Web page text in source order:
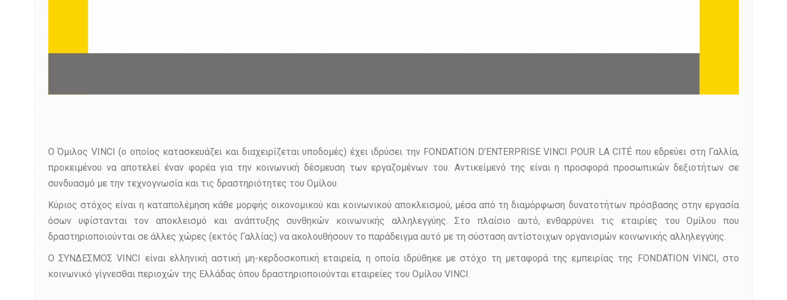
O Όμιλος VINCI (ο οποίος κατασκευάζει και διαχειρίζεται υποδομές) έχει ιδρύσει την FONDATION D’ENTERPRISE VINCI POUR LA CITÉ που εδρεύει στη Γαλλία,
προκειμένου να αποτελεί έναν φορέα για την κοινωνική δέσμευση των εργαζομένων του. Αντικείμενό της είναι η προσφορά προσωπικών δεξιοτήτων σε
συνδυασμό με την τεχνογνωσία και τις δραστηριότητες του Ομίλου.
Κύριος στόχος είναι η καταπολέμηση κάθε μορφής οικονομικού και κοινωνικού αποκλεισμού, μέσα από τη διαμόρφωση δυνατοτήτων πρόσβασης στην εργασία
όσων υφίστανται τον αποκλεισμό και ανάπτυξης συνθηκών κοινωνικής αλληλεγγύης. Στο πλαίσιο αυτό, ενθαρρύνει τις εταιρίες του Ομίλου που
δραστηριοποιούνται σε άλλες χώρες (εκτός Γαλλίας) να ακολουθήσουν το παράδειγμα αυτό με τη σύσταση αντίστοιχων οργανισμών κοινωνικής αλληλεγγύης.
Ο ΣΥΝΔΕΣΜΟΣ VINCI είναι ελληνική αστική μη-κερδοσκοπική εταιρεία, η οποία ιδρύθηκε με στόχο τη μεταφορά της εμπειρίας της FONDATION VINCI, στο
κοινωνικό γίγνεσθαι περιοχών της Ελλάδας όπου δραστηριοποιούνται εταιρείες του Ομίλου VINCI.